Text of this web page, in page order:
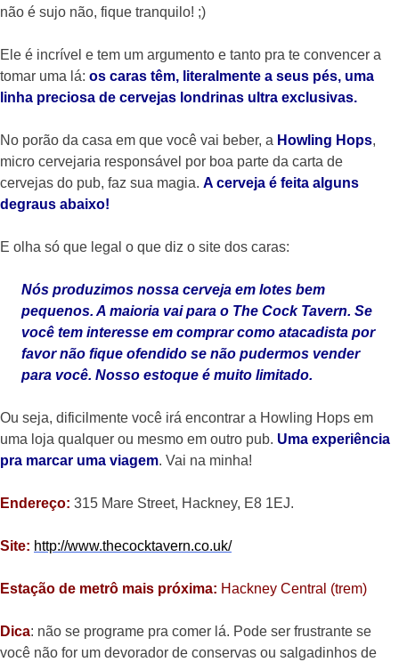
não é sujo não, fique tranquilo! ;)
Ele é incrível e tem um argumento e tanto pra te convencer a
tomar uma lá: os caras têm, literalmente a seus pés, uma
linha preciosa de cervejas londrinas ultra exclusivas.
No porão da casa em que você vai beber, a Howling Hops,
micro cervejaria responsável por boa parte da carta de
cervejas do pub, faz sua magia. A cerveja é feita alguns
degraus abaixo!
E olha só que legal o que diz o site dos caras:
Nós produzimos nossa cerveja em lotes bem
pequenos. A maioria vai para o The Cock Tavern. Se
você tem interesse em comprar como atacadista por
favor não fique ofendido se não pudermos vender
para você. Nosso estoque é muito limitado.
Ou seja, dificilmente você irá encontrar a Howling Hops em
uma loja qualquer ou mesmo em outro pub. Uma experiência
pra marcar uma viagem. Vai na minha!
Endereço: 315 Mare Street, Hackney, E8 1EJ.
Site: http://www.thecocktavern.co.uk/
Estação de metrô mais próxima: Hackney Central (trem)
Dica: não se programe pra comer lá. Pode ser frustrante se
você não for um devorador de conservas ou salgadinhos de